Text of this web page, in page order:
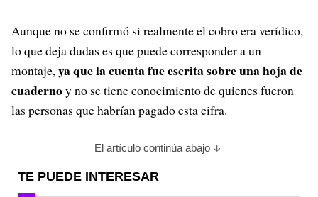
Aunque no se confirmó si realmente el cobro era verídico,
lo que deja dudas es que puede corresponder a un
montaje,ya que la cuenta fue escrita sobre una hoja de
cuadernoy no se tiene conocimiento de quienes fueron
las personas que habrían pagado esta cifra.
El artículo continúa abajo
TE PUEDE INTERESAR